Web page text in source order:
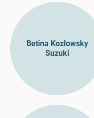
Betina Kozlowsky
Suzuki